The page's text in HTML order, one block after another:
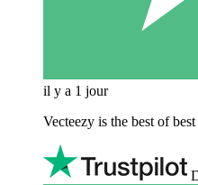
il y a 1 jour
Vecteezy is the best of best